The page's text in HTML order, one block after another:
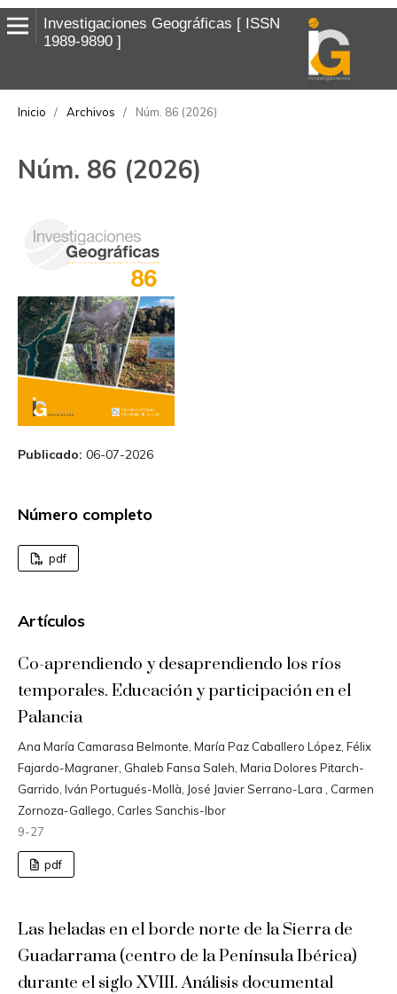
Investigaciones Geográficas
ISSN
1989-9890
Inicio / Archivos / Núm. 86 (2026)
Núm. 86 (2026)
Publicado: 06-07-2026
Número completo
pdf
Artículos
Co-aprendiendo y desaprendiendo los ríos
temporales. Educación y participación en el
Palancia
Ana María Camarasa Belmonte, María Paz Caballero López, Félix
Fajardo-Magraner, Ghaleb Fansa Saleh, Maria Dolores Pitarch-
Garrido, Iván Portugués-Mollà, José Javier Serrano-Lara , Carmen
Zornoza-Gallego, Carles Sanchis-Ibor
9-27
pdf
Las heladas en el borde norte de la Sierra de
Guadarrama (centro de la Península Ibérica)
durante el siglo XVIII. Análisis documental